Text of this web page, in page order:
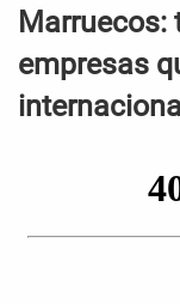
Marruecos:
empresas